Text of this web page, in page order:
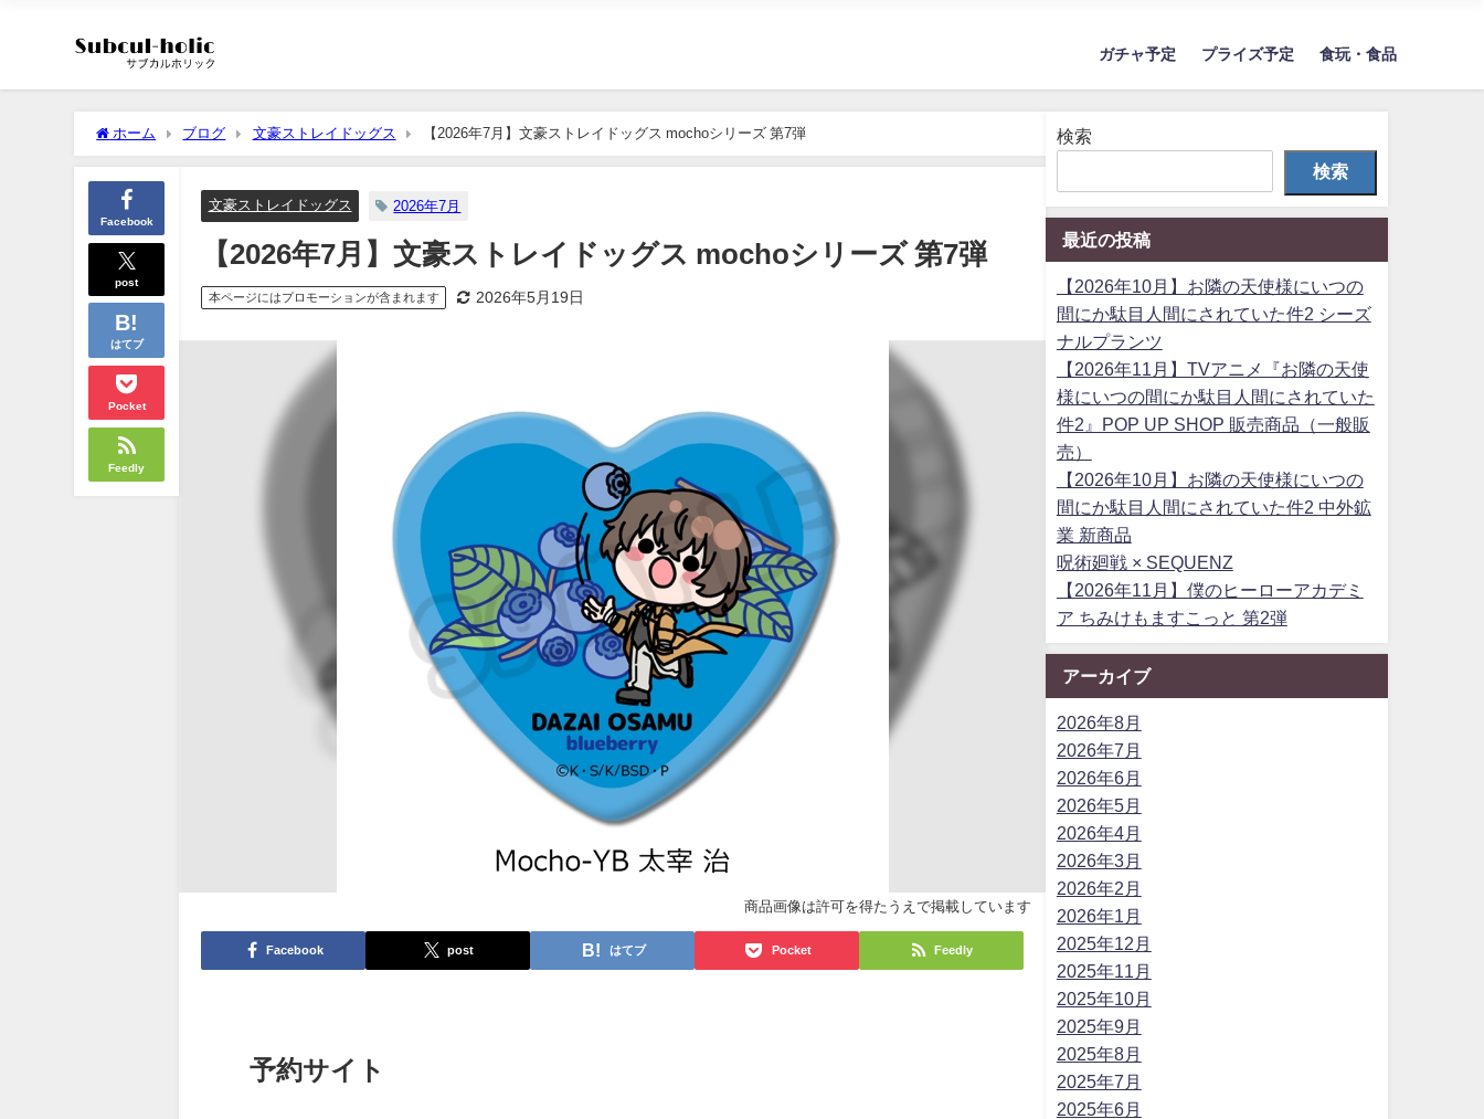
ガチャ予定 プライズ予定 食玩・食品
ホーム ブログ 文豪ストレイドッグス 【2026年7月】文豪ストレイドッグス mochoシリーズ 第7弾
Facebook
post
はてブ
Pocket
Feedly
文豪ストレイドッグス 2026年7月
【2026年7月】文豪ストレイドッグス mochoシリーズ 第7弾
本ページにはプロモーションが含まれます 2026年5月19日
商品画像は許可を得たうえで掲載しています
Facebook post はてブ Pocket Feedly
予約サイト
検索
検索
最近の投稿
【2026年10月】お隣の天使様にいつの
間にか駄目人間にされていた件2 シーズ
ナルプランツ
【2026年11月】TVアニメ『お隣の天使
様にいつの間にか駄目人間にされていた
件2』POP UP SHOP 販売商品（一般販
売）
【2026年10月】お隣の天使様にいつの
間にか駄目人間にされていた件2 中外鉱
業 新商品
呪術廻戦 × SEQUENZ
【2026年11月】僕のヒーローアカデミ
ア ちみけもますこっと 第2弾
アーカイブ
2026年8月
2026年7月
2026年6月
2026年5月
2026年4月
2026年3月
2026年2月
2026年1月
2025年12月
2025年11月
2025年10月
2025年9月
2025年8月
2025年7月
2025年6月